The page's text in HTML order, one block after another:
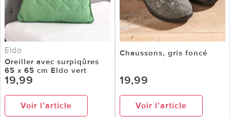
Eldo
Oreiller avec surpiqûres
65 x 65 cm Eldo vert
19,99
Voir l’article
Chaussons, gris foncé
19,99
Voir l’article